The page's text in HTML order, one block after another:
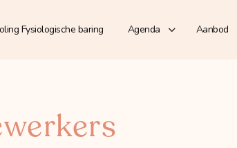
Fysiologische baring Agenda Aanbod